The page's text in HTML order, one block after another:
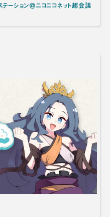
ーション＠ニコニコネット超会議